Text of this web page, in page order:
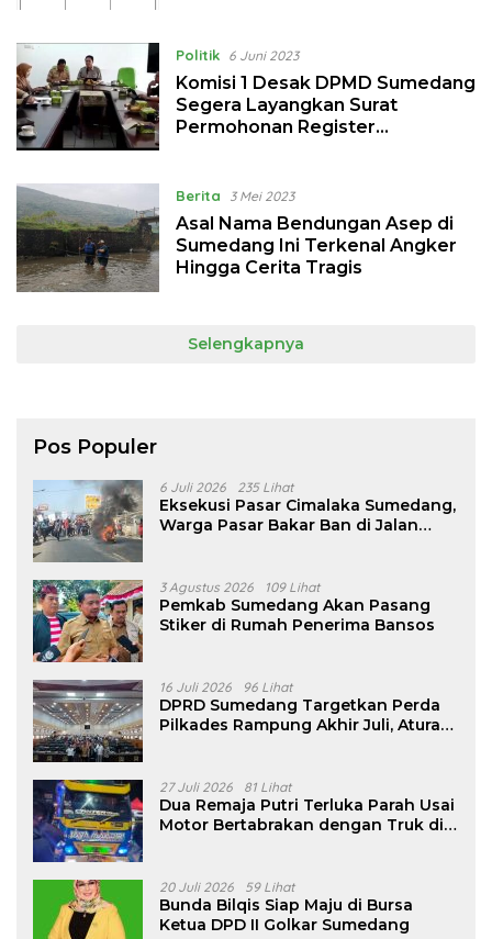
Politik 6 Juni 2023
Komisi 1 Desak DPMD Sumedang
Segera Layangkan Surat
Permohonan Register
Berita 3 Mei 2023
Asal Nama Bendungan Asep di
Sumedang Ini Terkenal Angker
Hingga Cerita Tragis
Selengkapnya
Pos Populer
6 Juli 2026 235 Lihat
Eksekusi Pasar Cimalaka Sumedang,
Warga Pasar Bakar Ban di Jalan
3 Agustus 2026 109 Lihat
Pemkab Sumedang Akan Pasang
Stiker di Rumah Penerima Bansos
16 Juli 2026 96 Lihat
DPRD Sumedang Targetkan Perda
Pilkades Rampung Akhir Juli, Aturan
27 Juli 2026 81 Lihat
Dua Remaja Putri Terluka Parah Usai
Motor Bertabrakan dengan Truk di
20 Juli 2026 59 Lihat
Bunda Bilqis Siap Maju di Bursa
Ketua DPD II Golkar Sumedang